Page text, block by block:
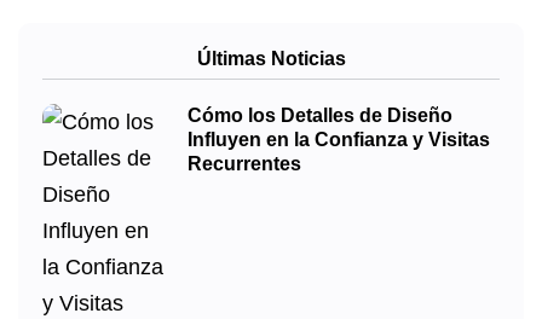
Últimas Noticias
Cómo los Detalles de Diseño
Influyen en la Confianza y Visitas
Recurrentes